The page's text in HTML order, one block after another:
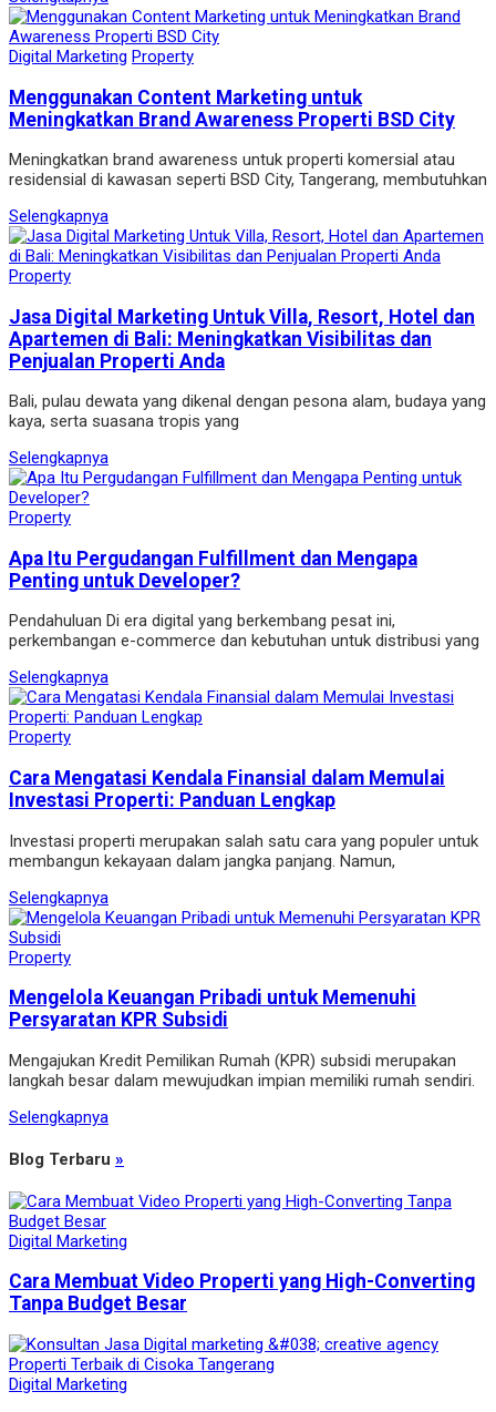
Digital Marketing Property
Menggunakan Content Marketing untuk
Meningkatkan Brand Awareness Properti BSD City
Meningkatkan brand awareness untuk properti komersial atau
residensial di kawasan seperti BSD City, Tangerang, membutuhkan
Selengkapnya
Property
Jasa Digital Marketing Untuk Villa, Resort, Hotel dan
Apartemen di Bali: Meningkatkan Visibilitas dan
Penjualan Properti Anda
Bali, pulau dewata yang dikenal dengan pesona alam, budaya yang
kaya, serta suasana tropis yang
Selengkapnya
Property
Apa Itu Pergudangan Fulfillment dan Mengapa
Penting untuk Developer?
Pendahuluan Di era digital yang berkembang pesat ini,
perkembangan e-commerce dan kebutuhan untuk distribusi yang
Selengkapnya
Property
Cara Mengatasi Kendala Finansial dalam Memulai
Investasi Properti: Panduan Lengkap
Investasi properti merupakan salah satu cara yang populer untuk
membangun kekayaan dalam jangka panjang. Namun,
Selengkapnya
Property
Mengelola Keuangan Pribadi untuk Memenuhi
Persyaratan KPR Subsidi
Mengajukan Kredit Pemilikan Rumah (KPR) subsidi merupakan
langkah besar dalam mewujudkan impian memiliki rumah sendiri.
Selengkapnya
Blog Terbaru »
Digital Marketing
Cara Membuat Video Properti yang High-Converting
Tanpa Budget Besar
Digital Marketing